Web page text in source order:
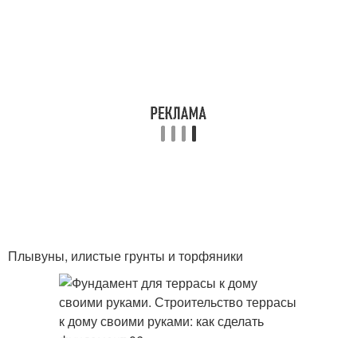
Плывуны, илистые грунты и торфяники